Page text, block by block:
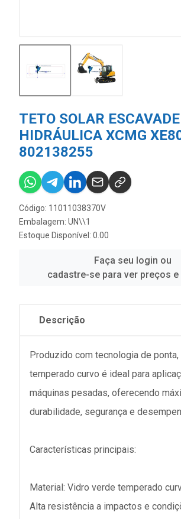
TETO SOLAR
HIDRÁULICA XCMG
802138255
Código: 11011038370V
Embalagem: UN\\1
Estoque Disponível: 0.00
Faça seu login ou
cadastre-se para ver preços
Descrição
Produzido com tecnologia de ponta,
temperado curvo é ideal para
máquinas pesadas, oferecendo
durabilidade, segurança e
Características principais:
Material: Vidro verde temperado
Alta resistência a impactos e